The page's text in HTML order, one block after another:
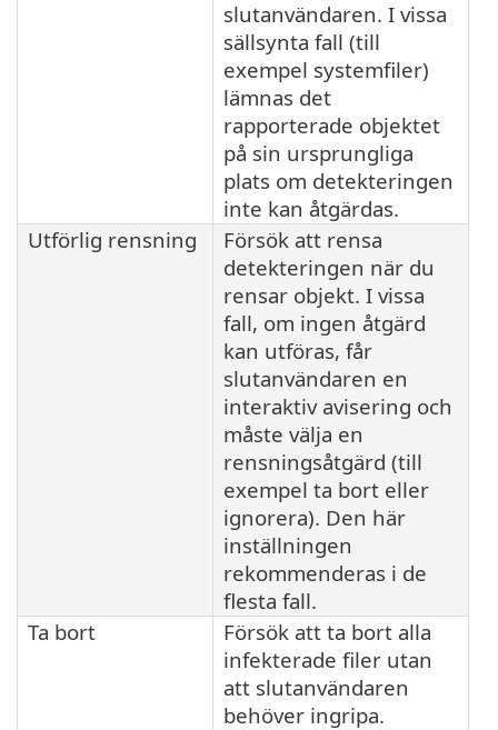
slutanvändaren. I vissa
sällsynta fall (till
exempel systemfiler)
lämnas det
rapporterade objektet
på sin ursprungliga
plats om detekteringen
inte kan åtgärdas.
Utförlig rensning
Försök att rensa
detekteringen när du
rensar objekt. I vissa
fall, om ingen åtgärd
kan utföras, får
slutanvändaren en
interaktiv avisering och
måste välja en
rensningsåtgärd (till
exempel ta bort eller
ignorera). Den här
inställningen
rekommenderas i de
flesta fall.
Ta bort
Försök att ta bort alla
infekterade filer utan
att slutanvändaren
behöver ingripa.